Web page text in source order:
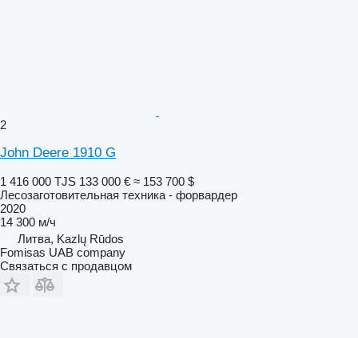
2
John Deere 1910 G
1 416 000 TJS 133 000 € ≈ 153 700 $
Лесозаготовительная техника - форвардер
2020
14 300 м/ч
Литва, Kazlų Rūdos
Fomisas UAB company
Связаться с продавцом